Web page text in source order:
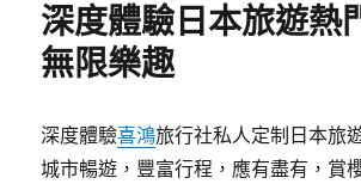
深度體驗日本旅遊熱
無限樂趣
深度體驗喜鴻旅行社私人定制日本旅
城市暢遊，豐富行程，應有盡有，賞